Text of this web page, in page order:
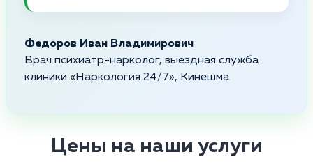
Федоров Иван Владимирович
Врач психиатр-нарколог, выездная служба
клиники «Наркология 24/7», Кинешма
Цены на наши услуги